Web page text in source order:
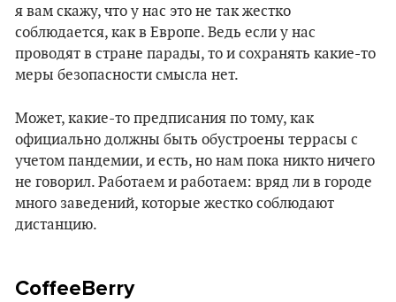
я вам скажу, что у нас это не так жестко
соблюдается, как в Европе. Ведь если у нас
проводят в стране парады, то и сохранять какие-то
меры безопасности смысла нет.
Может, какие-то предписания по тому, как
официально должны быть обустроены террасы с
учетом пандемии, и есть, но нам пока никто ничего
не говорил. Работаем и работаем: вряд ли в городе
много заведений, которые жестко соблюдают
дистанцию.
CoffeeBerry